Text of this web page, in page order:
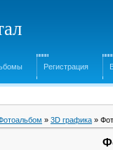
Регистрация
» 3D графика »